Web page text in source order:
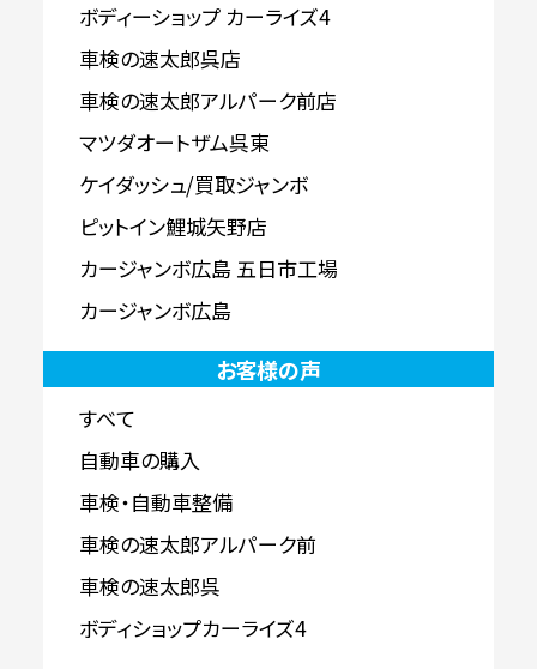
ボディーショップ カーライズ4
車検の速太郎呉店
車検の速太郎アルパーク前店
マツダオートザム呉東
ケイダッシュ/買取ジャンボ
ピットイン鯉城矢野店
カージャンボ広島 五日市工場
カージャンボ広島
お客様の声
すべて
自動車の購入
車検・自動車整備
車検の速太郎アルパーク前
車検の速太郎呉
ボディショップカーライズ4